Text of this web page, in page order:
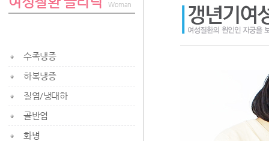
Woman
수족냉증
하복냉증
질염/냉대하
골반염
화병